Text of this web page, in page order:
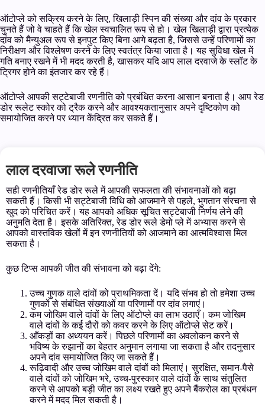
ऑटोप्ले को सक्रिय करने के लिए, खिलाड़ी स्पिन की संख्या और दांव के प्रकार
चुनते हैं जो वे चाहते हैं कि खेल स्वचालित रूप से हो। खेल खिलाड़ी द्वारा प्रत्येक
दांव को मैन्युअल रूप से इनपुट किए बिना आगे बढ़ता है, जिससे उन्हें परिणामों का
निरीक्षण और विश्लेषण करने के लिए स्वतंत्र किया जाता है। यह सुविधा खेल में
गति बनाए रखने में भी मदद करती है, खासकर यदि आप लाल दरवाजे के स्लॉट के
ट्रिगर होने का इंतजार कर रहे हैं।
ऑटोप्ले आपकी सट्टेबाजी रणनीति को प्रबंधित करना आसान बनाता है। आप रेड
डोर रूलेट स्कोर को ट्रैक करने और आवश्यकतानुसार अपने दृष्टिकोण को
समायोजित करने पर ध्यान केंद्रित कर सकते हैं।
लाल दरवाजा रूले रणनीति
सही रणनीतियाँ रेड डोर रूले में आपकी सफलता की संभावनाओं को बढ़ा
सकती हैं। किसी भी सट्टेबाजी विधि को आजमाने से पहले, भुगतान संरचना से
खुद को परिचित करें। यह आपको अधिक सूचित सट्टेबाजी निर्णय लेने की
अनुमति देता है। इसके अतिरिक्त, रेड डोर रूले डेमो प्ले में अभ्यास करने से
आपको वास्तविक खेलों में इन रणनीतियों को आजमाने का आत्मविश्वास मिल
सकता है।
कुछ टिप्स आपकी जीत की संभावना को बढ़ा देंगे:
उच्च गुणक वाले दांवों को प्राथमिकता दें। यदि संभव हो तो हमेशा उच्च
गुणकों से संबंधित संख्याओं या परिणामों पर दांव लगाएं।
कम जोखिम वाले दांवों के लिए ऑटोप्ले का लाभ उठाएँ। कम जोखिम
वाले दांवों के कई दौरों को कवर करने के लिए ऑटोप्ले सेट करें।
आँकड़ों का अध्ययन करें। पिछले परिणामों का अवलोकन करने से
भविष्य के रुझानों का बेहतर अनुमान लगाया जा सकता है और तदनुसार
अपने दांव समायोजित किए जा सकते हैं।
रूढ़िवादी और उच्च जोखिम वाले दांवों को मिलाएं। सुरक्षित, समान-पैसे
वाले दांवों को जोखिम भरे, उच्च-पुरस्कार वाले दांवों के साथ संतुलित
करने से आपको बड़ी जीत का लक्ष्य रखते हुए अपने बैंकरोल का प्रबंधन
करने में मदद मिल सकती है।